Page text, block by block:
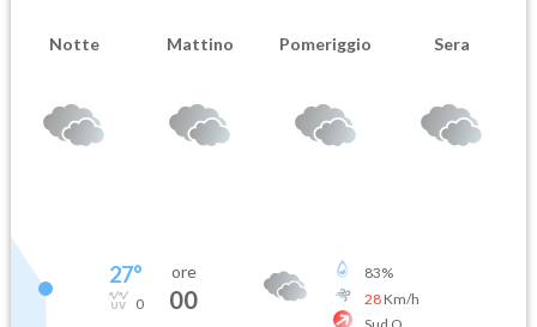
Notte Mattino Pomeriggio Sera
27°
0
ore
00
83%
28Km/h